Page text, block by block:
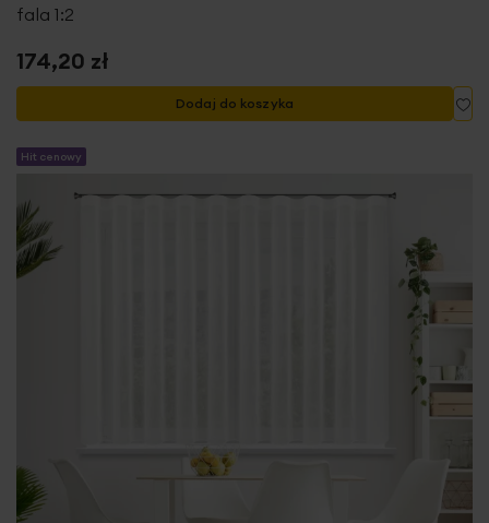
fala 1:2
174,20 zł
Dodaj do koszyka
Hit cenowy